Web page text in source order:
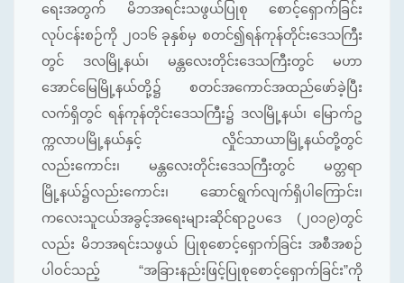
ရေးအတွက် မိဘအရင်းသဖွယ်ပြုစု စောင့်ရှောက်ခြင်း
လုပ်ငန်းစဉ်ကို ၂၀၁၆ ခုနှစ်မှ စတင်၍ရန်ကုန်တိုင်းဒေသကြီး
တွင် ဒလမြို့နယ်၊ မန္တလေးတိုင်းဒေသကြီးတွင် မဟာ
အောင်မြေမြို့နယ်တို့၌ စတင်အကောင်အထည်ဖော်ခဲ့ပြီး
လက်ရှိတွင် ရန်ကုန်တိုင်းဒေသကြီး၌ ဒလမြို့နယ်၊ မြောက်ဥ
က္ကလာပမြို့နယ်နှင့် လှိုင်သာယာမြို့နယ်တို့တွင်
လည်းကောင်း၊ မန္တလေးတိုင်းဒေသကြီးတွင် မတ္တရာ
မြို့နယ်၌လည်းကောင်း၊ ဆောင်ရွက်လျက်ရှိပါကြောင်း၊
ကလေးသူငယ်အခွင့်အရေးများဆိုင်ရာဥပဒေ (၂၀၁၉)တွင်
လည်း မိဘအရင်းသဖွယ် ပြုစုစောင့်ရှောက်ခြင်း အစီအစဉ်
ပါဝင်သည့် “အခြားနည်းဖြင့်ပြုစုစောင့်ရှောက်ခြင်း”ကို